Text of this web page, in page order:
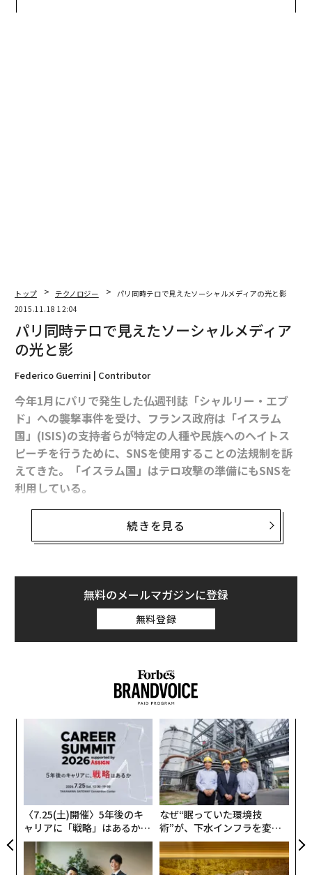
文＝ライアン・マック（Forbes）/ 翻訳編集＝上田裕資
2026年9月号発売中
最新号の購入はこちらから
メンバーシップに登録する
関連記事
フェイスブック ニュースアプリ「Notify」で70メディアと連携
欧州で爆発する「スタートアップ支援」 出資額は年間1.2兆円
「宇宙太陽光発電」の最新7動向 三菱重工はワイヤレス送電に成功
モトローラ iRobot kickstarter デル／Dell
advertisement
トップ テクノロジー
パリ同時テロで見えたソーシャルメディアの光と影
2015.11.18 12:04
パリ同時テロで見えたソーシャルメディア
の光と影
Federico Guerrini | Contributor
今年1月にパリで発生した仏週刊誌「シャルリー・エブ
ド」への襲撃事件を受け、フランス政府は「イスラム
国」(ISIS)の支持者らが特定の人種や民族へのヘイトス
ピーチを行うために、SNSを使用することの法規制を訴
えてきた。
「イスラム国」 はテロ攻撃の準備にもSNSを
利用している。
同国のアルレム・デジール欧州問題担当相は、暴力を助
イスブックやツイッターに責任を負わせる国際的な法的
枠組みの導入を提案している。
一方で、11月13日にパリで起きた同時テロ攻撃は、被害
ミュニケーション手段になり得るかを浮き彫りにした。
続きを見る
無料のメールマガジンに登録
無料登録
〈7.25(土)開催〉5年後のキ
ャリアに「戦略」はあるか。
トップエグゼクティブのキャ
リアに触れる1日│CAREER S
UMMIT 2026
なぜ“眠っていた環境技
術”が、下水インフラを変え
たのか──産総研×月島JFE
アクアソリューションの10年